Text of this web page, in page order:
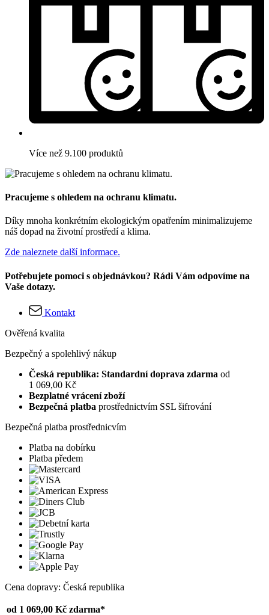
Více než 9.100 produktů
Pracujeme s ohledem na ochranu klimatu.
Díky mnoha konkrétním ekologickým opatřením minimalizujeme
náš dopad na životní prostředí a klima.
Zde naleznete další informace.
Potřebujete pomoci s objednávkou? Rádi Vám odpovíme na
Vaše dotazy.
Kontakt
Ověřená kvalita
Bezpečný a spolehlivý nákup
Česká republika: Standardní doprava zdarma od
1 069,00 Kč
Bezplatné vrácení zboží
Bezpečná platba prostřednictvím SSL šifrování
Bezpečná platba prostřednicvím
Platba na dobírku
Platba předem
Cena dopravy: Česká republika
od 1 069,00 Kč zdarma*